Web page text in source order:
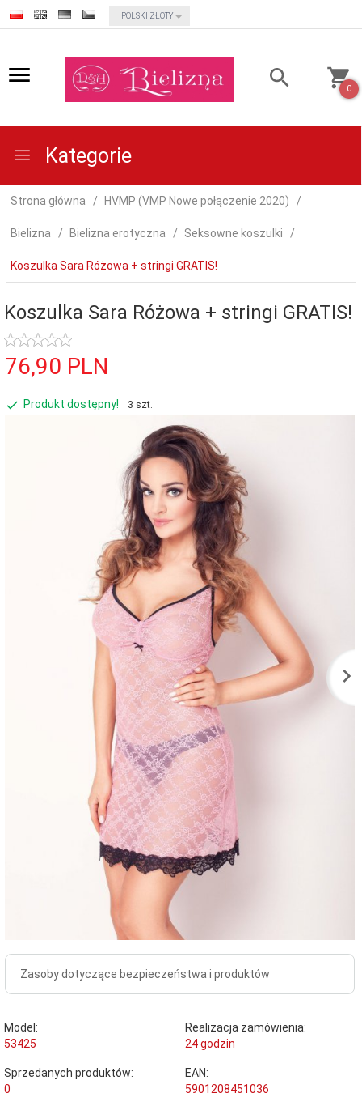
currency_h
POLSKI ZŁOTY
0
Kategorie
Strona główna HVMP (VMP Nowe połączenie 2020)
Bielizna Bielizna erotyczna Seksowne koszulki
Koszulka Sara Różowa + stringi GRATIS!
Koszulka Sara Różowa + stringi GRATIS!
76,90 PLN
Produkt dostępny! 3 szt.
Zasoby dotyczące bezpieczeństwa i produktów
Model:
53425
Realizacja zamówienia:
24 godzin
Sprzedanych produktów:
0
EAN:
5901208451036